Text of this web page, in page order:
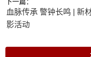
血脉传承 警钟长鸣 | 新
影活动